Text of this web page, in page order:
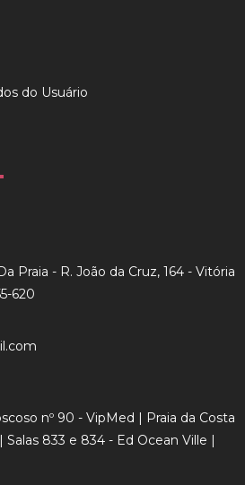
do Usuário
Praia - R. João da Cruz, 164 - Vitória
620
nº 90 - VipMed | Praia da Costa
Salas 833 e 834 - Ed Ocean Ville |